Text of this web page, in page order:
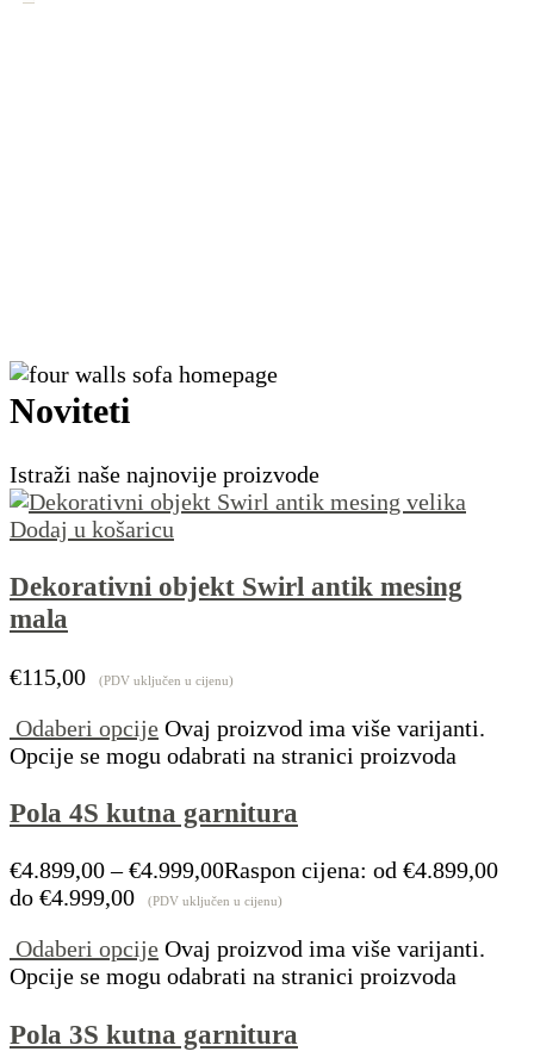
Noviteti
Istraži naše najnovije proizvode
Dodaj u košaricu
Dekorativni objekt Swirl antik mesing
mala
€115,00 (PDV uključen u cijenu)
Odaberi opcije Ovaj proizvod ima više varijanti.
Opcije se mogu odabrati na stranici proizvoda
Pola 4S kutna garnitura
€4.899,00 – €4.999,00Raspon cijena: od €4.899,00
do €4.999,00
(PDV uključen u cijenu)
Odaberi opcije Ovaj proizvod ima više varijanti.
Opcije se mogu odabrati na stranici proizvoda
Pola 3S kutna garnitura